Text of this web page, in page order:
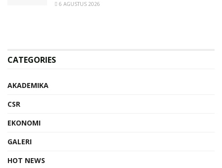
6 AGUSTUS 2026
CATEGORIES
AKADEMIKA
CSR
EKONOMI
GALERI
HOT NEWS